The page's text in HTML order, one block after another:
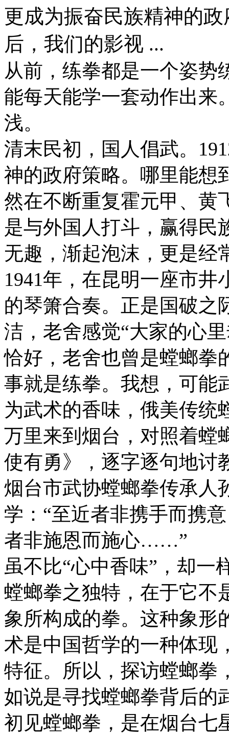
更成为振奋民族精神的
后，我们的影视 ...
从前，练拳都是一个姿势
能每天能学一套动作出来
浅。
清末民初，国人倡武。
神的政府策略。哪里能想
然在不断重复霍元甲、黄
是与外国人打斗，赢得民
无趣，渐起泡沫，更是经
1941年，在昆明一座市
的琴箫合奏。正是国破之
洁，老舍感觉“大家的心
恰好，老舍也曾是螳螂拳
事就是练拳。我想，可能
为武术的香味，俄美传统
万里来到烟台，对照着螳
使有勇》，逐字逐句地讨
烟台市武协螳螂拳传承人
学：“至近者非携手而携
者非施恩而施心……”
虽不比“心中香味”，却一
螳螂拳之独特，在于它不
象所构成的拳。这种象形
术是中国哲学的一种体现
特征。所以，探访螳螂拳
如说是寻找螳螂拳背后的
初见螳螂拳，是在烟台七